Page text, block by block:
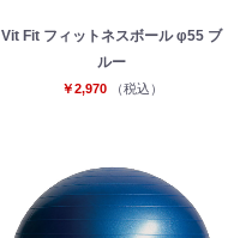
Vit Fit フィットネスボール φ55 ブ
ルー
￥2,970 （税込）